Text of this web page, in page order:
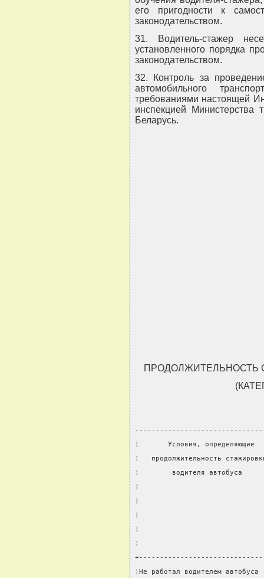
его пригодности к
законодательством.
31. Водитель-стажер
установленного порядка
законодательством.
32. Контроль за
автомобильного
требованиями настоящей
инспекцией Министерства
Беларусь.
ПРОДОЛЖИТЕЛЬНОСТЬ
¦       Условия, определяющие
¦   продолжительность
¦        водителя
¦
¦
¦                                   ¦
¦                                   ¦
¦
¦Не работал водителем